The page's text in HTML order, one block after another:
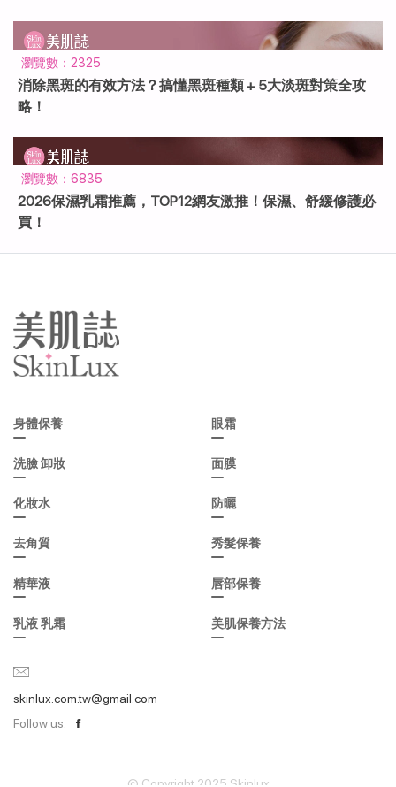
瀏覽數：2325
消除黑斑的有效方法？搞懂黑斑種類 + 5大淡斑對策全攻
略！
瀏覽數：6835
2026保濕乳霜推薦，TOP12網友激推！保濕、舒緩修護必
買！
身體保養
洗臉 卸妝
化妝水
去角質
精華液
乳液 乳霜
眼霜
面膜
防曬
秀髮保養
唇部保養
美肌保養方法
skinlux.com.tw@gmail.com
Follow us:
© Copyright 2025 Skinlux